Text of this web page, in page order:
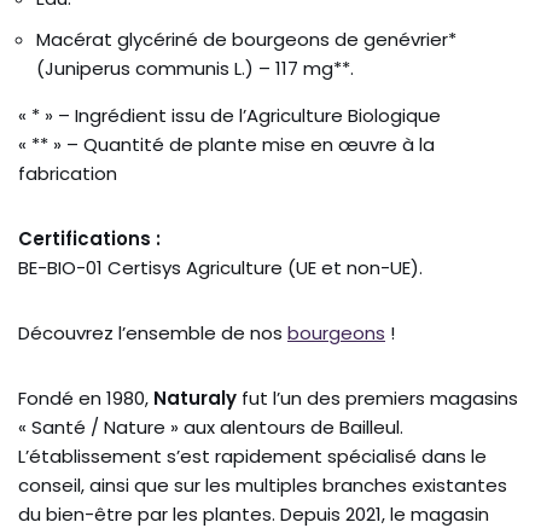
Macérat glycériné de bourgeons de genévrier*
(Juniperus communis L.) – 117 mg**.
« * » – Ingrédient issu de l’Agriculture Biologique
« ** » – Quantité de plante mise en œuvre à la
fabrication
Certifications :
BE-BIO-01 Certisys Agriculture (UE et non-UE).
Découvrez l’ensemble de nos bourgeons !
Fondé en 1980, Naturaly fut l’un des premiers magasins
« Santé / Nature » aux alentours de Bailleul.
L’établissement s’est rapidement spécialisé dans le
conseil, ainsi que sur les multiples branches existantes
du bien-être par les plantes. Depuis 2021, le magasin